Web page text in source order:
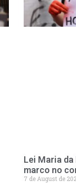
Lei Maria
marco no
7 de August de